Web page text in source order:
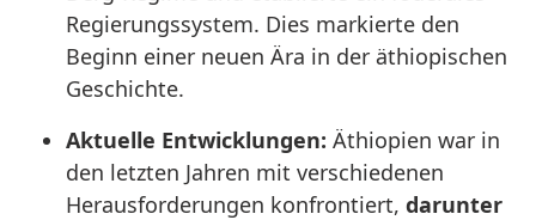
Regierungssystem. Dies markierte den
Beginn einer neuen Ära in der äthiopischen
Geschichte.
Aktuelle Entwicklungen: Äthiopien war in
den letzten Jahren mit verschiedenen
Herausforderungen konfrontiert, darunter